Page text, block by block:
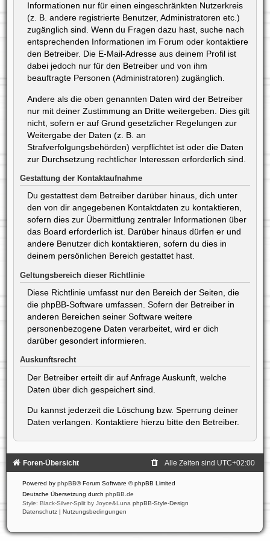
Informationen nur für einen eingeschränkten Nutzerkreis
(z. B. andere registrierte Benutzer, Administratoren etc.)
zugänglich sind. Wenn du Fragen dazu hast, suche nach
entsprechenden Informationen im Forum oder kontaktiere
den Betreiber. Die E-Mail-Adresse aus deinem Profil ist
dabei jedoch nur für den Betreiber und von ihm
beauftragte Personen (Administratoren) zugänglich.
Andere als die oben genannten Daten wird der Betreiber
nur mit deiner Zustimmung an Dritte weitergeben. Dies gilt
nicht, sofern er auf Grund gesetzlicher Regelungen zur
Weitergabe der Daten (z. B. an
Strafverfolgungsbehörden) verpflichtet ist oder die Daten
zur Durchsetzung rechtlicher Interessen erforderlich sind.
Gestattung der Kontaktaufnahme
Du gestattest dem Betreiber darüber hinaus, dich unter
den von dir angegebenen Kontaktdaten zu kontaktieren,
sofern dies zur Übermittlung zentraler Informationen über
das Board erforderlich ist. Darüber hinaus dürfen er und
andere Benutzer dich kontaktieren, sofern du dies in
deinem persönlichen Bereich gestattet hast.
Geltungsbereich dieser Richtlinie
Diese Richtlinie umfasst nur den Bereich der Seiten, die
die phpBB-Software umfassen. Sofern der Betreiber in
anderen Bereichen seiner Software weitere
personenbezogene Daten verarbeitet, wird er dich
darüber gesondert informieren.
Auskunftsrecht
Der Betreiber erteilt dir auf Anfrage Auskunft, welche
Daten über dich gespeichert sind.
Du kannst jederzeit die Löschung bzw. Sperrung deiner
Daten verlangen. Kontaktiere hierzu bitte den Betreiber.
Foren-Übersicht Alle Zeiten sind UTC+02:00
Powered by phpBB® Forum Software © phpBB Limited
Deutsche Übersetzung durch phpBB.de
Style: Black-Silver-Split by Joyce&Luna phpBB-Style-Design
Datenschutz | Nutzungsbedingungen